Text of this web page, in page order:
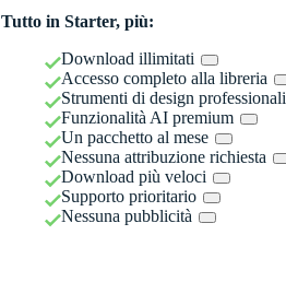
Tutto in Starter, più:
Download illimitati
Accesso completo alla libreria
Strumenti di design professionali
Funzionalità AI premium
Un pacchetto al mese
Nessuna attribuzione richiesta
Download più veloci
Supporto prioritario
Nessuna pubblicità